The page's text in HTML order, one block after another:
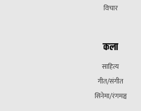
विचार
कला
साहित्य
गीत/संगीत
सिनेमा/रंगमञ्च